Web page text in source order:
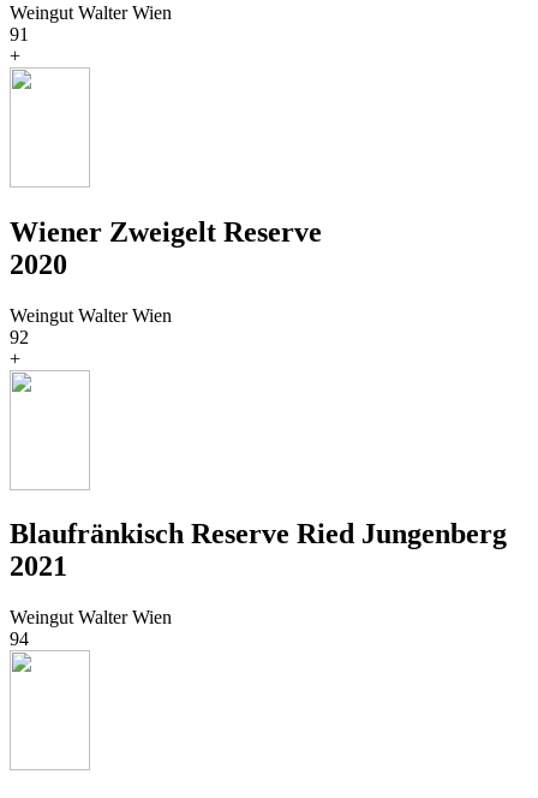
Weingut Walter Wien
91
+
Wiener Zweigelt Reserve
2020
Weingut Walter Wien
92
+
Blaufränkisch Reserve Ried Jungenberg
2021
Weingut Walter Wien
94